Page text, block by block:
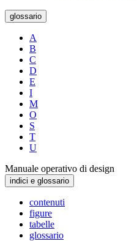
glossario
A
B
C
D
E
I
M
O
S
T
U
Manuale operativo di design
indici e glossario
contenuti
figure
tabelle
glossario